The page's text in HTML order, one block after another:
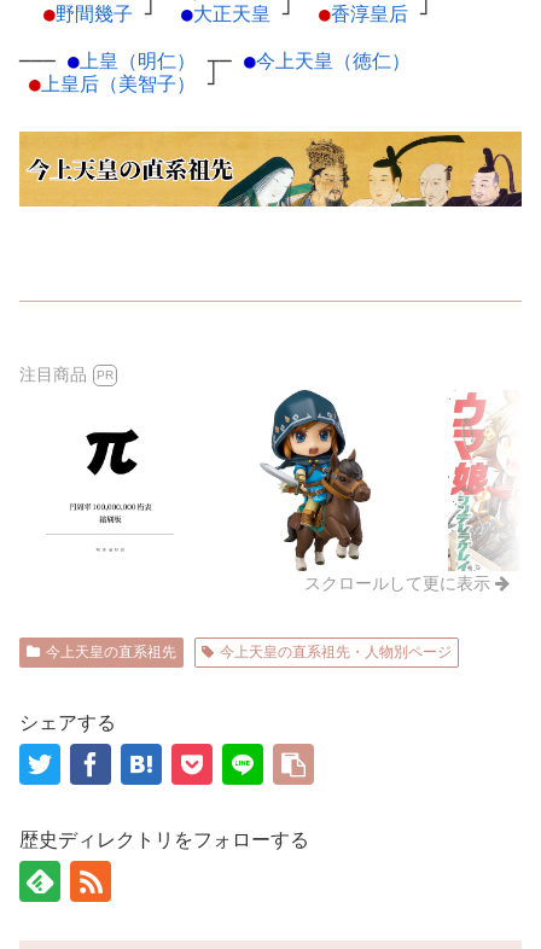
●野間幾子 ┘
●大正天皇 ┘
●香淳皇后 ┘
─── ● 上皇（明仁）
┬
● 上皇后（美智子） ┘
─ ●今上天皇（徳仁）
注目商品 PR
スクロールして更に表示
今上天皇の直系祖先 今上天皇の直系祖先・人物別ページ
シェアする
歴史ディレクトリをフォローする